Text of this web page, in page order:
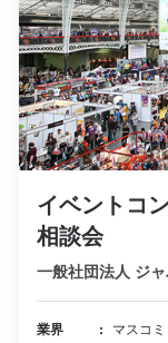
イベントコ
相談会
一般社団法人 ジ
業界 マスコ